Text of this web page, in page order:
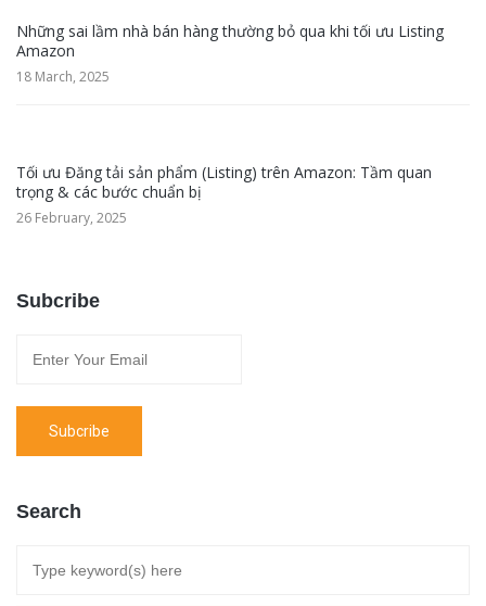
Những sai lầm nhà bán hàng thường bỏ qua khi tối ưu Listing
Amazon
18 March, 2025
Tối ưu Đăng tải sản phẩm (Listing) trên Amazon: Tầm quan
trọng & các bước chuẩn bị
26 February, 2025
Subcribe
Search